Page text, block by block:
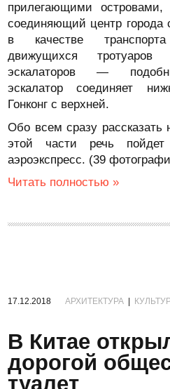
прилегающими
соединяющий центр города
в качестве
движущихся
эскалаторов —
эскалатор соединяет
Гонконг с верхней.
Обо всем сразу рассказать
этой части речь
аэроэкспресс. (39
Читать полностью »
17.12.2018 АРХИТЕКТУРА
В Китае
дорогой
туалет